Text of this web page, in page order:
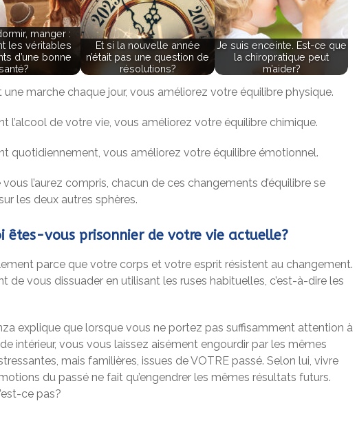
manger :
les véritables
d’une bonne
Et si la nouvelle année
n’était pas une question de
résolutions?
Je suis enceinte. Est-ce que
la chiropratique peut
m’aider?
une marche chaque jour, vous améliorez votre équilibre physique.
l’alcool de votre vie, vous améliorez votre équilibre chimique.
quotidiennement, vous améliorez votre équilibre émotionnel.
l’aurez compris, chacun de ces changements d’équilibre se
les deux autres sphères.
êtes-vous prisonnier de votre vie actuelle?
parce que votre corps et votre esprit résistent au changement.
de vous dissuader en utilisant les ruses habituelles, c’est-à-dire les
explique que lorsque vous ne portez pas suffisamment attention à
intérieur, vous vous laissez aisément engourdir par les mêmes
mais familières, issues de VOTRE passé. Selon lui, vivre
du passé ne fait qu’engendrer les mêmes résultats futurs.
ce pas?